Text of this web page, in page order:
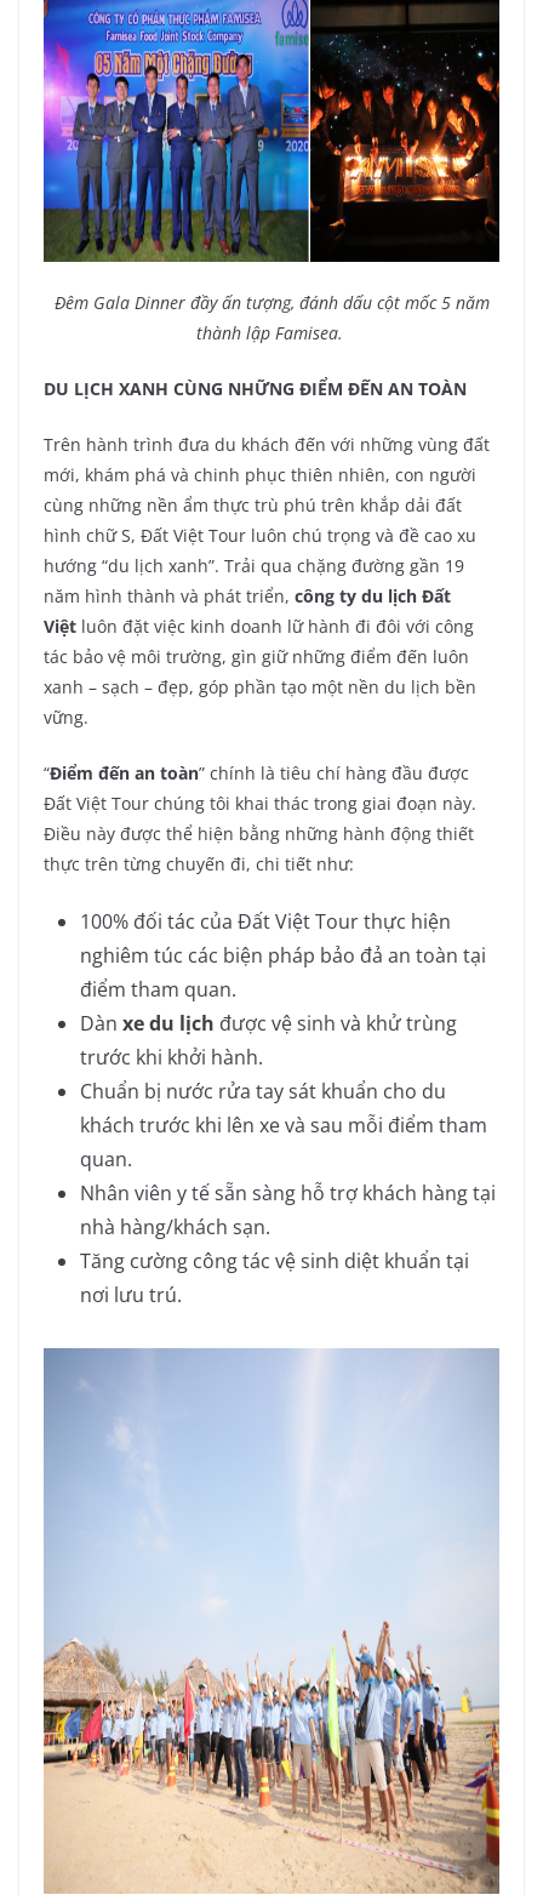
Đêm Gala Dinner đầy ấn tượng, đánh dấu cột mốc 5 năm
thành lập Famisea.
DU LỊCH XANH CÙNG NHỮNG ĐIỂM ĐẾN AN TOÀN
Trên hành trình đưa du khách đến với những vùng đất
mới, khám phá và chinh phục thiên nhiên, con người
cùng những nền ẩm thực trù phú trên khắp dải đất
hình chữ S, Đất Việt Tour luôn chú trọng và đề cao xu
hướng “du lịch xanh”. Trải qua chặng đường gần 19
năm hình thành và phát triển, công ty du lịch Đất
Việt luôn đặt việc kinh doanh lữ hành đi đôi với công
tác bảo vệ môi trường, gìn giữ những điểm đến luôn
xanh – sạch – đẹp, góp phần tạo một nền du lịch bền
vững.
“Điểm đến an toàn” chính là tiêu chí hàng đầu được
Đất Việt Tour chúng tôi khai thác trong giai đoạn này.
Điều này được thể hiện bằng những hành động thiết
thực trên từng chuyến đi, chi tiết như:
100% đối tác của Đất Việt Tour thực hiện
nghiêm túc các biện pháp bảo đả an toàn tại
điểm tham quan.
Dàn xe du lịch được vệ sinh và khử trùng
trước khi khởi hành.
Chuẩn bị nước rửa tay sát khuẩn cho du
khách trước khi lên xe và sau mỗi điểm tham
quan.
Nhân viên y tế sẵn sàng hỗ trợ khách hàng tại
nhà hàng/khách sạn.
Tăng cường công tác vệ sinh diệt khuẩn tại
nơi lưu trú.